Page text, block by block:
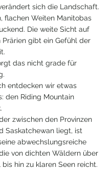
sich die Landschaft.
flachen Weiten Manitobas
Die weite Sicht auf
Prärien gibt ein Gefühl der
das nicht grade für
entdecken wir etwas
den Riding Mountain
zwischen den Provinzen
Saskatchewan liegt, ist
abwechslungsreiche
von dichten Wäldern über
hin zu klaren Seen reicht.